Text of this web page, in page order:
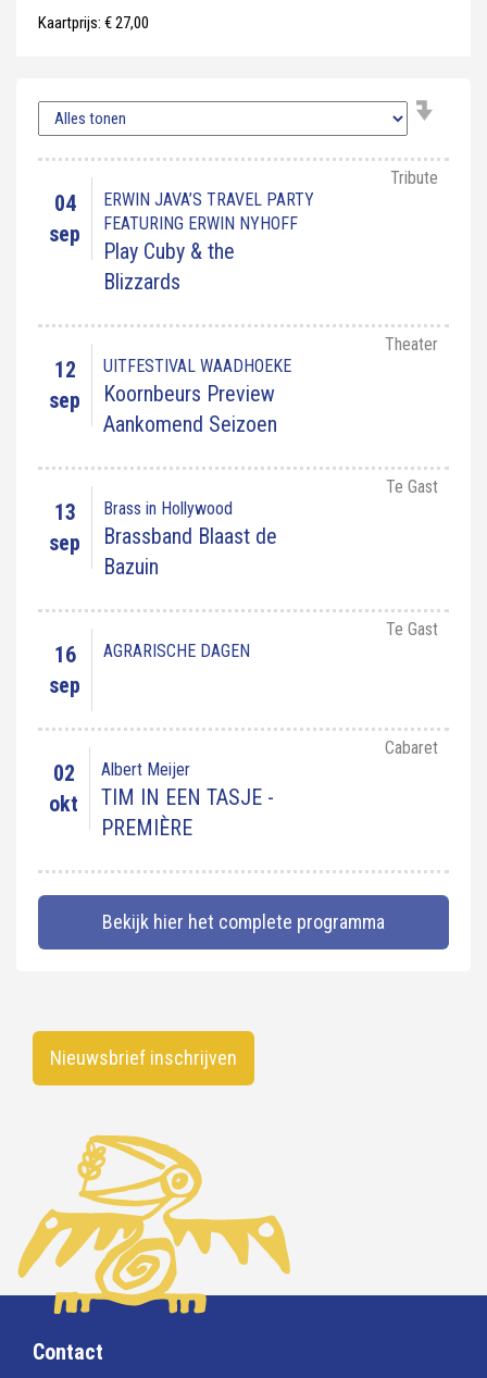
Kaartprijs: € 27,00
04
sep
ERWIN JAVA’S TRAVEL PARTY
FEATURING ERWIN NYHOFF
Play Cuby & the
Blizzards
Tribute
12
sep
UITFESTIVAL WAADHOEKE
Koornbeurs Preview
Aankomend Seizoen
Theater
13
sep
Brass in Hollywood
Brassband Blaast de
Bazuin
Te Gast
16
sep
AGRARISCHE DAGEN
Te Gast
02
okt
Albert Meijer
TIM IN EEN TASJE -
PREMIÈRE
Cabaret
Bekijk hier het complete programma
Nieuwsbrief inschrijven
Contact